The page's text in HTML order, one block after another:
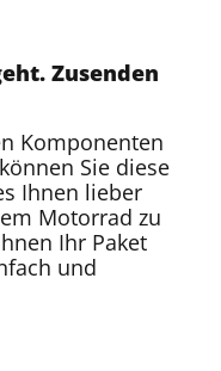
Zusenden
Komponenten
Sie diese
Ihnen lieber
Motorrad zu
Ihr Paket
und